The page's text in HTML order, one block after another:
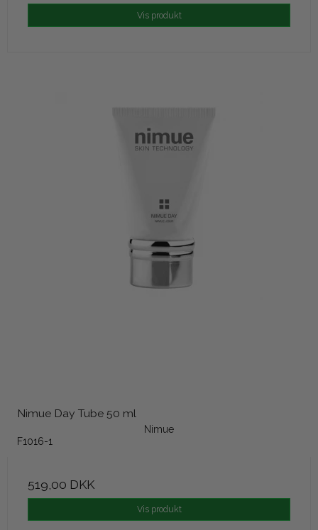
Vis produkt
Nimue Day Tube 50 ml
Nimue
F1016-1
519,00 DKK
Vis produkt